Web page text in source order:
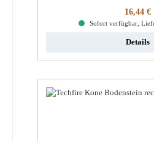
16,44 €
Sofort verfügbar,
Details